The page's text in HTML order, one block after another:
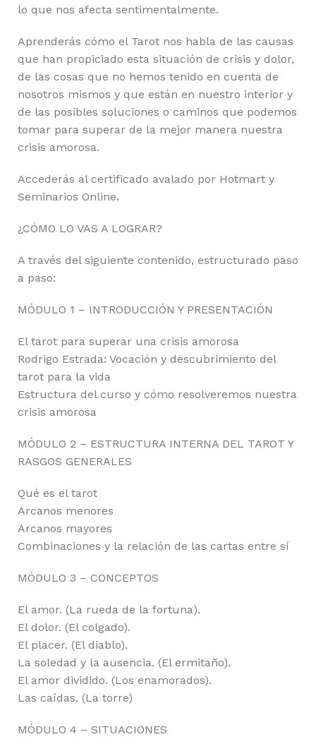
lo que nos afecta sentimentalmente.
Aprenderás cómo el Tarot nos habla de las causas
que han propiciado esta situación de crisis y dolor,
de las cosas que no hemos tenido en cuenta de
nosotros mismos y que están en nuestro interior y
de las posibles soluciones o caminos que podemos
tomar para superar de la mejor manera nuestra
crisis amorosa.
Accederás al certificado avalado por Hotmart y
Seminarios Online.
¿CÓMO LO VAS A LOGRAR?
A través del siguiente contenido, estructurado paso
a paso:
MÓDULO 1 – INTRODUCCIÓN Y PRESENTACIÓN
El tarot para superar una crisis amorosa
Rodrigo Estrada: Vocación y descubrimiento del
tarot para la vida
Estructura del curso y cómo resolveremos nuestra
crisis amorosa
MÓDULO 2 – ESTRUCTURA INTERNA DEL TAROT Y
RASGOS GENERALES
Qué es el tarot
Arcanos menores
Arcanos mayores
Combinaciones y la relación de las cartas entre sí
MÓDULO 3 – CONCEPTOS
El amor. (La rueda de la fortuna).
El dolor. (El colgado).
El placer. (El diablo).
La soledad y la ausencia. (El ermitaño).
El amor dividido. (Los enamorados).
Las caídas. (La torre)
MÓDULO 4 – SITUACIONES